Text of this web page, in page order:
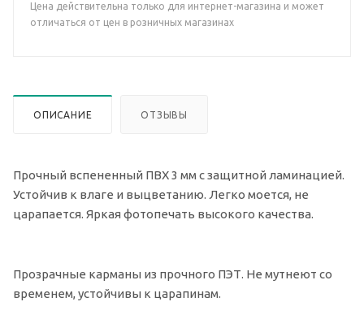
Цена действительна только для интернет-магазина и может
отличаться от цен в розничных магазинах
ОПИСАНИЕ ОТЗЫВЫ
Прочный вспененный ПВХ 3 мм с защитной ламинацией.
Устойчив к влаге и выцветанию. Легко моется, не
царапается. Яркая фотопечать высокого качества.
Прозрачные карманы из прочного ПЭТ. Не мутнеют со
временем, устойчивы к царапинам.